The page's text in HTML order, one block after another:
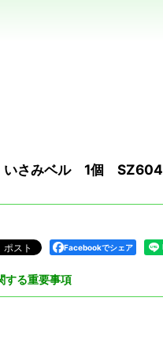
いさみベル 1個 SZ604
Facebookでシェア
する重要事項